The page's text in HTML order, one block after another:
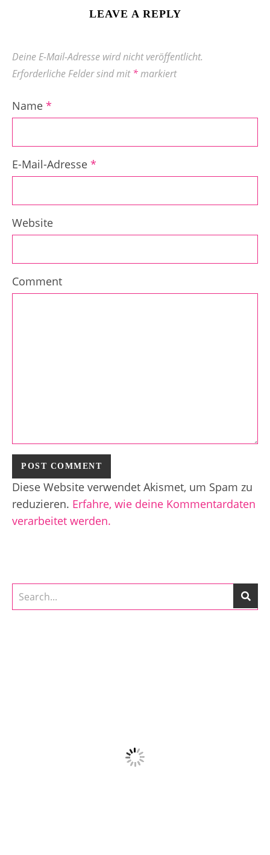
LEAVE A REPLY
Deine E-Mail-Adresse wird nicht veröffentlicht.
Erforderliche Felder sind mit*markiert
Name *
E-Mail-Adresse *
Website
Comment
Diese Website verwendet Akismet, um Spam zu
reduzieren. Erfahre, wie deine Kommentardaten
verarbeitet werden.